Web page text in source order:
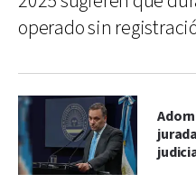
operado sin